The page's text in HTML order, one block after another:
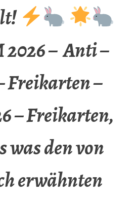
2026 – Anti –
Freikarten –
– Freikarten,
was den von
erwähnten